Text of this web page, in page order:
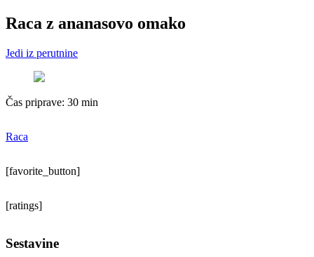
Raca z ananasovo omako
Jedi iz perutnine
Čas priprave: 30 min
Raca
[favorite_button]
[ratings]
Sestavine